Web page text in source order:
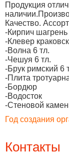
Продукция
Качество.
-Кирпич шагрень
-Клевер
-Волна 6 тл.
-Чешуя 6 тл.
-Брук римский 6
-Плита
-Бордюр
-Водосток
-Стеновой
Год создания
Контакты